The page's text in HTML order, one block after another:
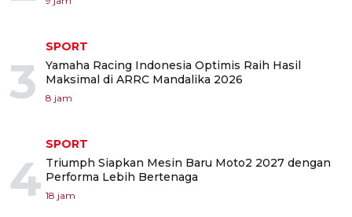
3
SPORT
Yamaha Racing Indonesia Optimis Raih Hasil
Maksimal di ARRC Mandalika 2026
8 jam
4
SPORT
Triumph Siapkan Mesin Baru Moto2 2027 dengan
Performa Lebih Bertenaga
18 jam